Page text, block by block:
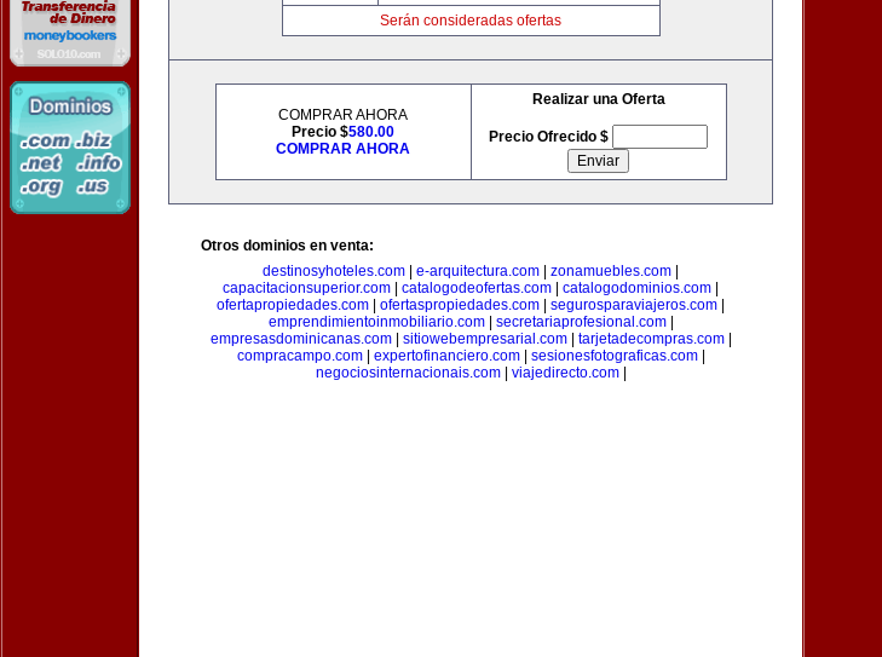
Serán consideradas ofertas
COMPRAR AHORA
Precio $580.00
COMPRAR AHORA
Realizar una Oferta
Precio Ofrecido $
Otros dominios en venta:
destinosyhoteles.com
e-arquitectura.com zonamuebles.com
capacitacionsuperior.com
catalogodeofertas.com catalogodominios.com
ofertapropiedades.com
ofertaspropiedades.com segurosparaviajeros.com
emprendimientoinmobiliario.com| secretariaprofesional.com|
empresasdominicanas.com| sitiowebempresarial.com| tarjetadecompras.com|
compracampo.com| expertofinanciero.com| sesionesfotograficas.com|
negociosinternacionais.com| viajedirecto.com|